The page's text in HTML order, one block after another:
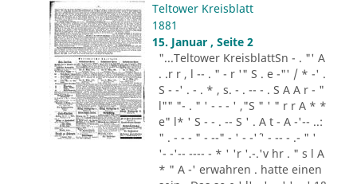
Teltower Kreisblatt
1881
15. Januar , Seite 2
"...Teltower KreisblattSn - . "' A
. .r r , l -- . " - r '" S . e -"' / * -' .
S - -' . - . * , s. - . -- - . S A A r - "
l"" "- . " ' - - - ' ,"S " ' " r r A * *
e" l* ' S - - . -- S ' . A t - A -'-- ..:
" . - - - " - --" - ' - -'´ ' - -- - .- " '
'- -'-- ---- - * ' 'r '.-.'v hr . " s l A
* " A -' erwahren . hatte einen